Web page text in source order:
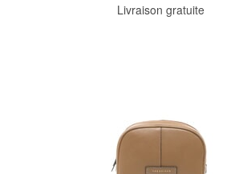
Livraison gratuite